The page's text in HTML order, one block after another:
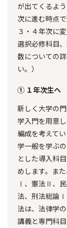
が出てくるよ
次に進む時点
３・４年次に
選択必修科目
数についての
い。）
① １年次生へ
新しく大学の
学入門を用意
編成を考えて
学一般を学ぶ
とした導入科
めします。ま
Ⅰ、憲法Ⅱ、
法、刑法総論Ⅰ
法は、法律学
講義と専門科